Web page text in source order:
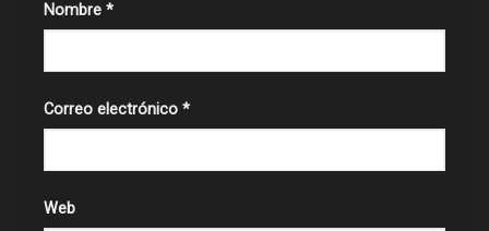
Nombre *
Correo electrónico *
Web